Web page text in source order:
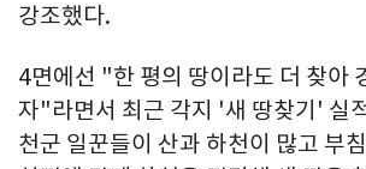
강조했다.
4면에선 "한 평의 땅이라도 더 찾아
자"라면서 최근 각지 '새 땅찾기' 실
천군 일꾼들이 산과 하천이 많고 부